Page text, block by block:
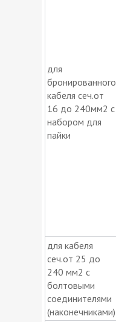
для
бронированного
кабеля сеч.от
16 до 240мм2 с
набором для
пайки
для кабеля
сеч.от 25 до
240 мм2 с
болтовыми
соединителями
(наконечниками)